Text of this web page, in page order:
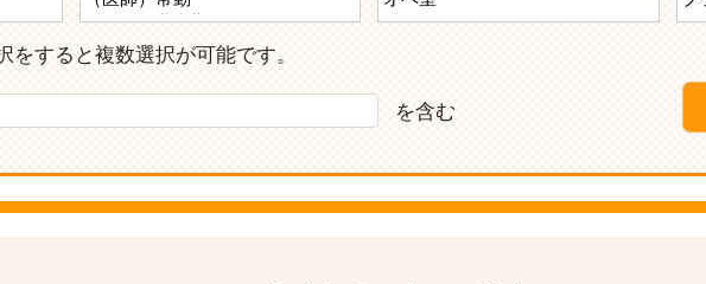
をすると複数選択が可能です。
を含む